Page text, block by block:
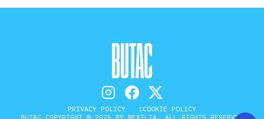
PRIVACY POLICY COOKIE POLICY